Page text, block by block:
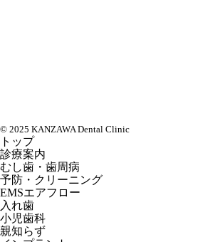
© 2025 KANZAWA Dental Clinic
トップ
診療案内
むし歯・歯周病
予防・クリーニング
EMSエアフロー
入れ歯
小児歯科
親知らず